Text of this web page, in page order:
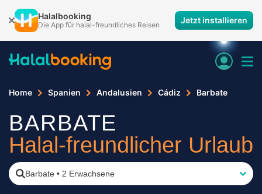
Halalbooking
Die App für halal-freundliches Reisen Jetzt installieren
Home Spanien Andalusien Cádiz Barbate
BARBATE
Halal-freundlicher Urlaub
Barbate • 2 Erwachsene